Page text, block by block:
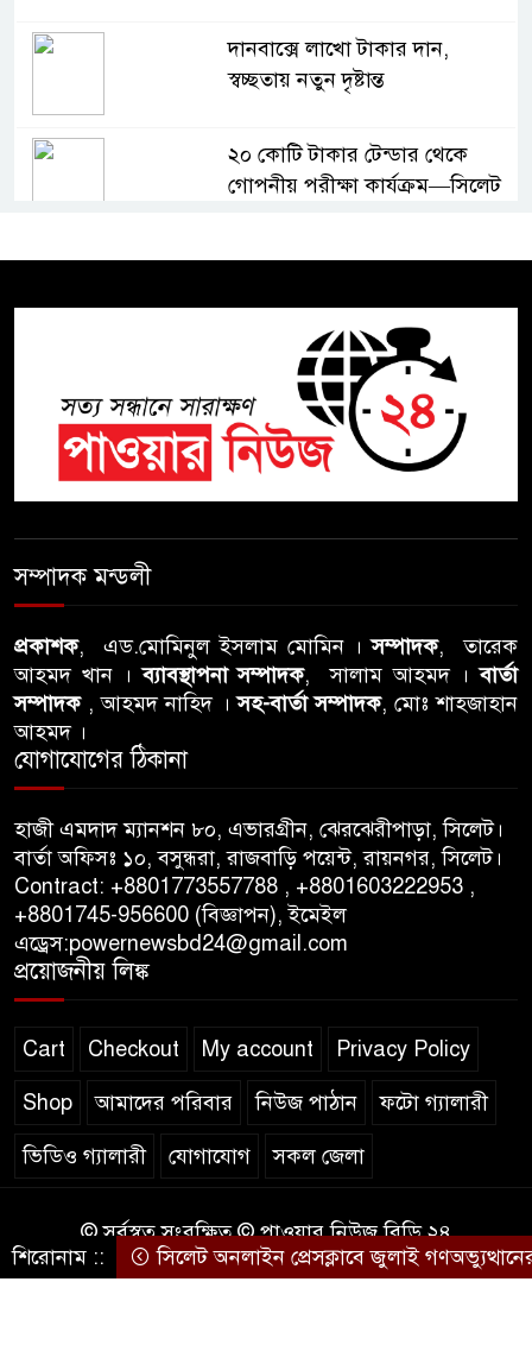
দানবাক্সে লাখো টাকার দান,
স্বচ্ছতায় নতুন দৃষ্টান্ত
২০ কোটি টাকার টেন্ডার থেকে
গোপনীয় পরীক্ষা কার্যক্রম—সিলেট
সিলেটে চিকিৎসকের কিশোর ছেলের
ঝুলন্ত মরদেহ উদ্ধার
শতাব্দী রায়ের বাড়িতে বিদ্রোহীদের
বৈঠক, পশ্চিমবঙ্গে তৃনমূলে ভাঙনের
ইঙ্গিত !
বিএনপি নেতার ওপর হামলার
আবু তালহা চৌধুরী দ্বিতীয় বারের
মত টাওয়ার হ‍্যামলেটস কাউন্সিলের
গণবিজ্ঞপ্তি নিয়ে সিলেট অনলাইন
প্রেসক্লাবে বিশ্ব মুক্ত গণমাধ্যম দিবসে
সমালোচনা
সিলেটে ব্যাডমিন্টন তারকাদের
সম্পাদক মন্ডলী
প্রকাশক, এড.মোমিনুল ইসলাম মোমিন ।সম্পাদক, তারেক
আহমদ খান ।ব্যাবস্থাপনা সম্পাদক, সালাম আহমদ ।বার্তা
সম্পাদক, আহমদ নাহিদ ।সহ-বার্তা সম্পাদক, মোঃ শাহজাহান
আহমদ ।
যোগাযোগের ঠিকানা
হাজী এমদাদ ম্যানশন ৮০, এভারগ্রীন, ঝেরঝেরীপাড়া, সিলেট।
বার্তা অফিসঃ ১০, বসুন্ধরা, রাজবাড়ি পয়েন্ট, রায়নগর, সিলেট।
Contract: +8801773557788 , +8801603222953 ,
+8801745-956600 (বিজ্ঞাপন), ইমেইল
এড্রেস:powernewsbd24@gmail.com
প্রয়োজনীয় লিঙ্ক
Cart Checkout My account Privacy Policy
Shop আমাদের পরিবার নিউজ পাঠান ফটো গ্যালারী
ভিডিও গ্যালারী যোগাযোগ সকল জেলা
© সর্বস্বত্ব সংরক্ষিত © পাওয়ার নিউজ বিডি ২৪
কারিগরি সহযোগিতায়ঃWEB DESIGN BD
শিরোনাম :: সিলেট অনলাইন প্রেসক্লাবে জুলাই গণঅভ্যুত্থানের